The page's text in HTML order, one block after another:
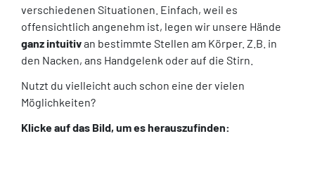
verschiedenen Situationen. Einfach, weil es
offensichtlich angenehm ist, legen wir unsere Hände
ganz intuitivan bestimmte Stellen am Körper. Z.B. in
den Nacken, ans Handgelenk oder auf die Stirn.
Nutzt du vielleicht auch schon eine der vielen
Möglichkeiten?
Klicke auf das Bild, um es herauszufinden: